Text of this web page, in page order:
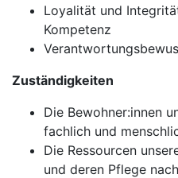
Loyalität und
Kompetenz
Zuständigkeiten
Die Bewohner:innen
fachlich und
Die Ressourcen
und deren Pflege